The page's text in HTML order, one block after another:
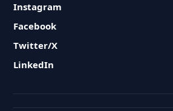
Instagram
Facebook
Twitter/X
LinkedIn